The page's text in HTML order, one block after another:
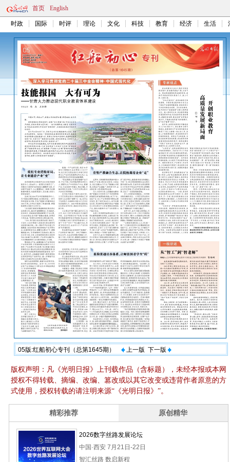
首页 English
时政 国际 时评 理论 文化 科技 教育 经济 生活
05版:红船初心专刊（总第1645期） 上一版 下一版
版权声明：凡《光明日报》上刊载作品（含标题），未经本报或本网
授权不得转载、摘编、改编、篡改或以其它改变或违背作者原意的方
式使用，授权转载的请注明来源“《光明日报》”。